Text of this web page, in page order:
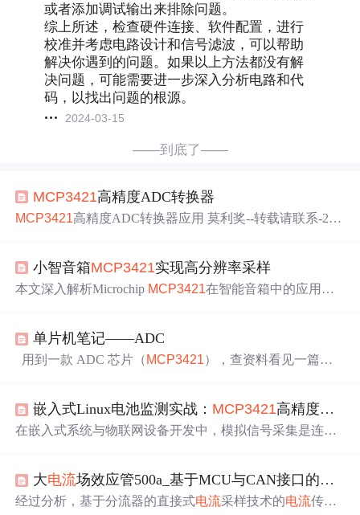
或者添加调试输出来排除问题。
综上所述，检查硬件连接、软件配置，进行
校准并考虑电路设计和信号滤波，可以帮助
解决你遇到的问题。如果以上方法都没有解
决问题，可能需要进一步深入分析电路和代
码，以找出问题的根源。
2024-03-15
——到底了——
MCP3421高精度ADC转换器
MCP3421高精度ADC转换器应用 莫利奖--转载请联系-258
05.66uV（此型号没有内部参考电压，所以使用工作电压作
为参考电压，所以精度值计算：3.3V除以2的12次方）。但
小智音箱MCP3421实现高分辨率采样
本文深入解析Microchip MCP3421在智能音箱中的应用，
单片机笔记——ADC
用到一款 ADC 芯片（ MCP3421），查资料看见一篇文
30f4，虽然单片机自带了12位ADC转换器，分辨率可以达
到805.66uV （此型号没有内部参考电压，所以使用工作电
嵌入式Linux电池监测实战： MCP3421高精度ADC驱动开发与IIO应用
在嵌入式系统与物联网设备开发中，模拟信号采集是连接
理器可处理的数字量，转换精度和稳定性直接决定了感知
数据的可靠性。高精度ADC技术对于需要精确监测电源电
大电流场效应管500a_基于MCU与CAN接口的低成本高精度
经过分析，基于分流器的直接式电流采样技术的电流传感